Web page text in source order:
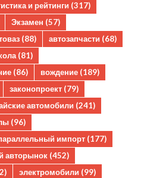
и рейтинги (317)
Экзамен (57)
(88) автозапчасти (68)
(81)
(86) вождение (189)
законопроект (79)
автомобили (241)
(96)
импорт (177)
авторынок (452)
электромобили (99)